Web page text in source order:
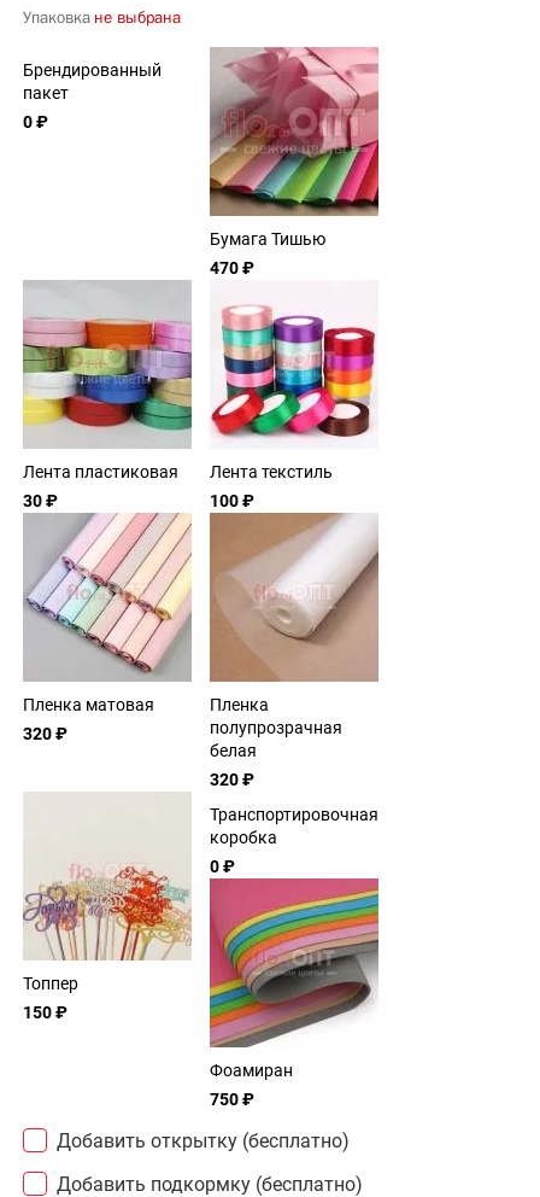
Упаковка не выбрана
Брендированный
пакет
0 ₽
Бумага Тишью
470 ₽
Лента пластиковая
30 ₽
Лента текстиль
100 ₽
Пленка матовая
320 ₽
Пленка
полупрозрачная
белая
320 ₽
Топпер
150 ₽
Транспортировочная
коробка
0 ₽
Фоамиран
750 ₽
Добавить открытку (бесплатно)
Добавить подкормку (бесплатно)